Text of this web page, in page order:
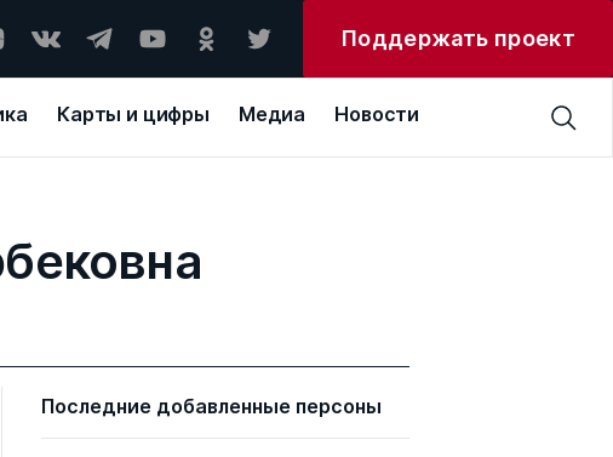
Поддержать проект
Карты и цифры Медиа Новости
Последние добавленные персоны